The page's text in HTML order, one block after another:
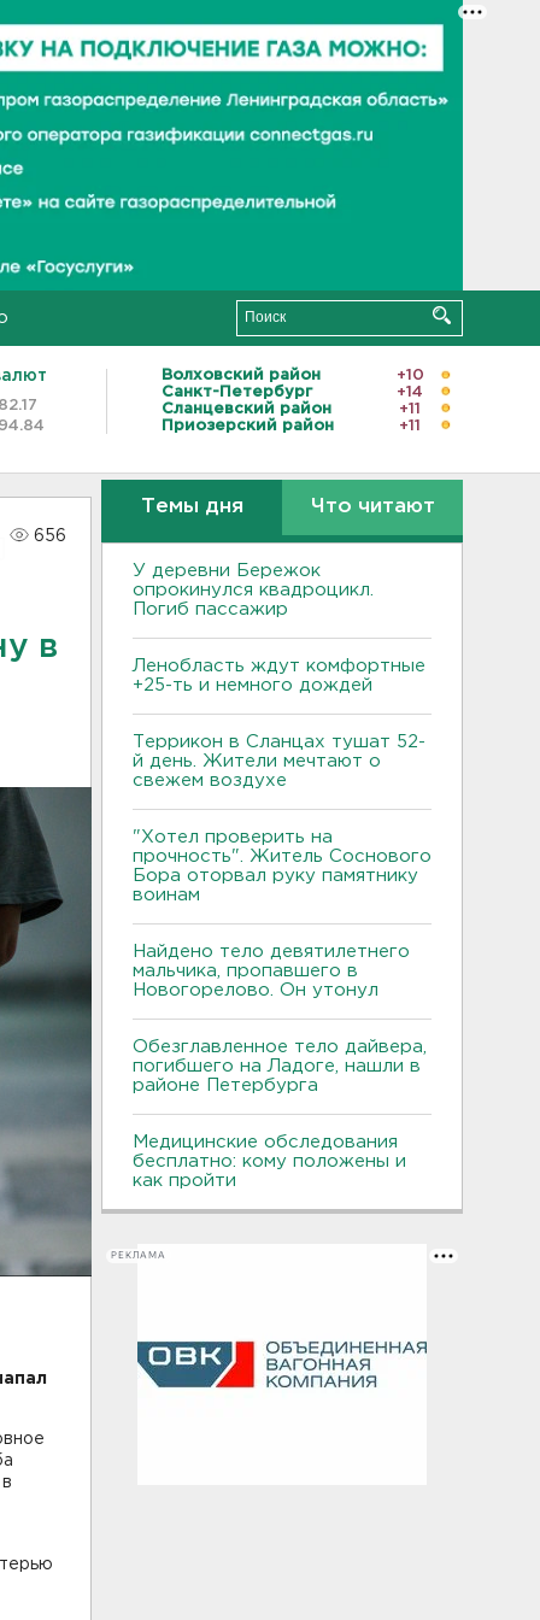
82.17
94.84
Волховский район
+10
Санкт-Петербург
+14
Сланцевский район
+11
Приозерский район
+11
656
в
Темы дня Что читают
У деревни Бережок
опрокинулся квадроцикл.
Погиб пассажир
Ленобласть ждут комфортные
+25-ть и немного дождей
Террикон в Сланцах тушат 52-
й день. Жители мечтают о
свежем воздухе
"Хотел проверить на
прочность". Житель Соснового
Бора оторвал руку памятнику
воинам
Найдено тело девятилетнего
мальчика, пропавшего в
Новогорелово. Он утонул
Обезглавленное тело дайвера,
погибшего на Ладоге, нашли в
районе Петербурга
Медицинские обследования
бесплатно: кому положены и
как пройти
РЕКЛАМА